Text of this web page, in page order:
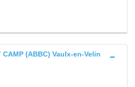
CAMP (ABBC) Vaulx-en-Velin